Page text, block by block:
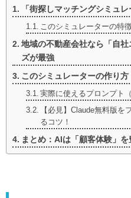
「街探しマッチングシミュ
このシミュレーターの特
地域の不動産会社なら「自
ズが最強
このシミュレーターの作り方
実際に使えるプロンプト
【必見】Claude無料版
るコツ！
まとめ：AIは「顧客体験」